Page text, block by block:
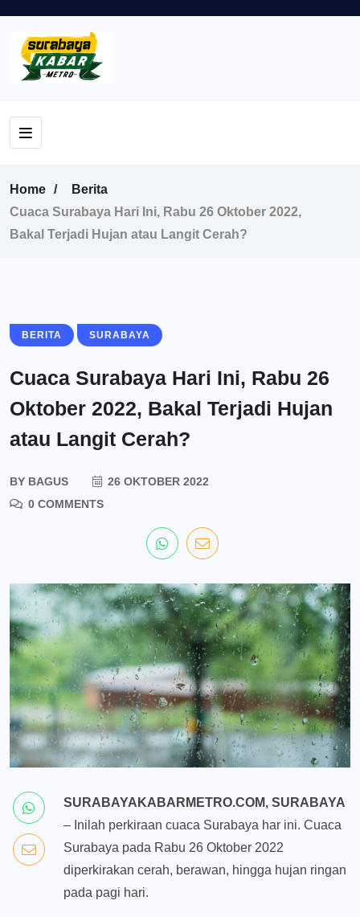
Home
Berita
Cuaca Surabaya Hari Ini, Rabu 26 Oktober 2022,
Bakal Terjadi Hujan atau Langit Cerah?
BERITA SURABAYA
Cuaca Surabaya Hari Ini, Rabu 26
Oktober 2022, Bakal Terjadi Hujan
atau Langit Cerah?
BY BAGUS
26 OKTOBER 2022
0 COMMENTS
SURABAYAKABARMETRO.COM, SURABAYA
– Inilah perkiraan cuaca Surabaya har ini. Cuaca
Surabaya pada Rabu 26 Oktober 2022
diperkirakan cerah, berawan, hingga hujan ringan
pada pagi hari.